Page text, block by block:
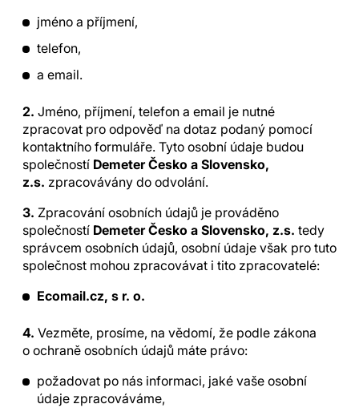
jméno a příjmení,
telefon,
a email.
2. Jméno, příjmení, telefon a email je nutné
zpracovat pro odpověď na dotaz podaný pomocí
kontaktního formuláře. Tyto osobní údaje budou
společností Demeter Česko a Slovensko,
z.s. zpracovávány do odvolání.
3. Zpracování osobních údajů je prováděno
společností Demeter Česko a Slovensko, z.s. tedy
správcem osobních údajů, osobní údaje však pro tuto
společnost mohou zpracovávat i tito zpracovatelé:
Ecomail.cz, s r. o.
4. Vezměte, prosíme, na vědomí, že podle zákona
o ochraně osobních údajů máte právo:
požadovat po nás informaci, jaké vaše osobní
údaje zpracováváme,